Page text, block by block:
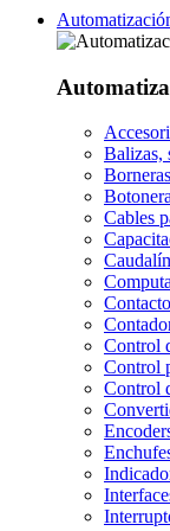
Balizas,
Cables
Control
Control
Control